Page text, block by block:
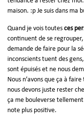
maison. :p Je suis dans ma
Quand je vois toutes ces
continuent de se regrouper,
demande de faire pour la
inconscients tuent des
sont épuisés et ne nous
Nous n’avons que ça à
nous devons juste rester
ça me bouleverse
note plus positive.